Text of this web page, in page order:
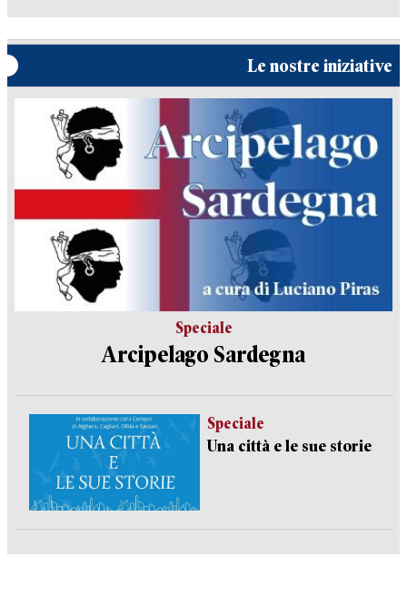
Le nostre iniziative
Speciale
Arcipelago Sardegna
Speciale
Una città e le sue storie